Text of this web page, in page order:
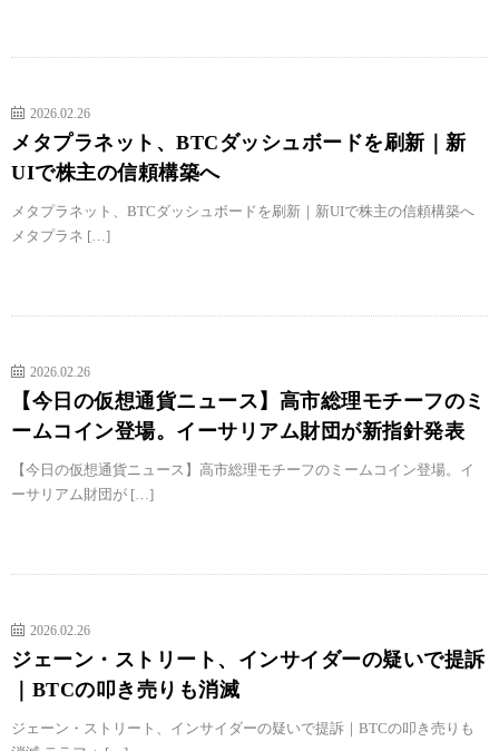
2026.02.26
メタプラネット、BTCダッシュボードを刷新｜新
UIで株主の信頼構築へ
メタプラネット、BTCダッシュボードを刷新｜新UIで株主の信頼構築へ
メタプラネ […]
2026.02.26
【今日の仮想通貨ニュース】高市総理モチーフのミ
ームコイン登場。イーサリアム財団が新指針発表
【今日の仮想通貨ニュース】高市総理モチーフのミームコイン登場。イ
ーサリアム財団が […]
2026.02.26
ジェーン・ストリート、インサイダーの疑いで提訴
｜BTCの叩き売りも消滅
ジェーン・ストリート、インサイダーの疑いで提訴｜BTCの叩き売りも